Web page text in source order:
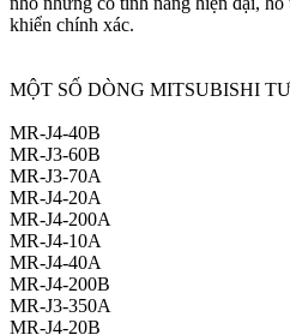
khiển chính xác.
MỘT SỐ DÒNG MITSUBISHI
MR-J4-40B
MR-J3-60B
MR-J3-70A
MR-J4-20A
MR-J4-200A
MR-J4-10A
MR-J4-40A
MR-J4-200B
MR-J3-350A
MR-J4-20B